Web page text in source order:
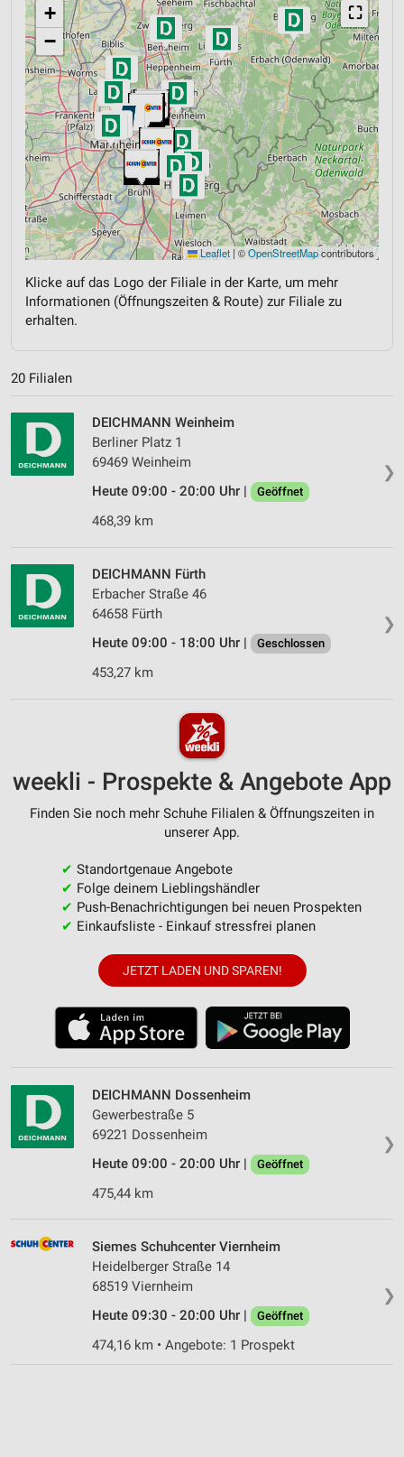
⛶
+
−
Leaflet | ©OpenStreetMapcontributors
Klicke auf das Logo der Filiale in der Karte, um mehr
Informationen (Öffnungszeiten & Route) zur Filiale zu
erhalten.
20 Filialen
❯
DEICHMANN Weinheim
Berliner Platz 1
69469 Weinheim
Heute 09:00 - 20:00 Uhr |
Geöffnet
468,39 km
❯
DEICHMANN Fürth
Erbacher Straße 46
64658 Fürth
Heute 09:00 - 18:00 Uhr |
Geschlossen
453,27 km
weekli - Prospekte & Angebote App
Finden Sie noch mehr Schuhe Filialen & Öffnungszeiten in
unserer App.
✔ Standortgenaue Angebote
✔ Folge deinem Lieblingshändler
✔ Push-Benachrichtigungen bei neuen Prospekten
✔ Einkaufsliste - Einkauf stressfrei planen
JETZT LADEN UND SPAREN!
❯
DEICHMANN Dossenheim
Gewerbestraße 5
69221 Dossenheim
Heute 09:00 - 20:00 Uhr |
Geöffnet
475,44 km
❯
Siemes Schuhcenter Viernheim
Heidelberger Straße 14
68519 Viernheim
Heute 09:30 - 20:00 Uhr |
Geöffnet
474,16 km • Angebote: 1 Prospekt